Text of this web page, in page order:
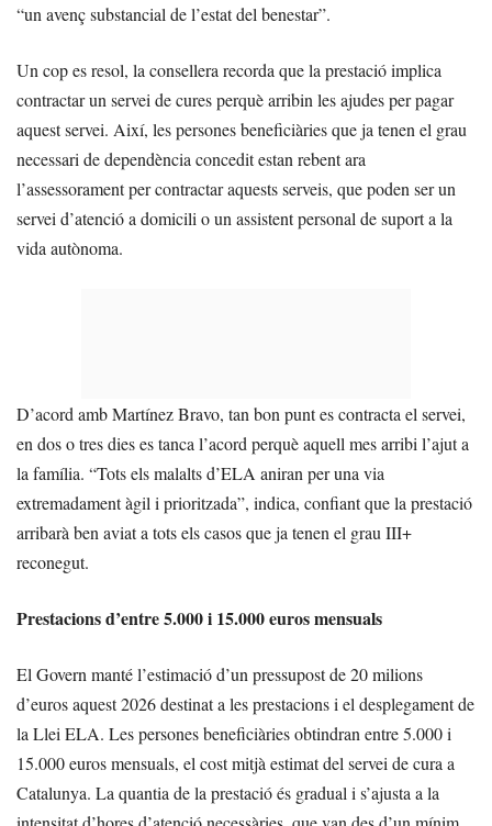
“un avenç substancial de l’estat del benestar”.
Un cop es resol, la consellera recorda que la prestació implica
contractar un servei de cures perquè arribin les ajudes per pagar
aquest servei. Així, les persones beneficiàries que ja tenen el grau
necessari de dependència concedit estan rebent ara
l’assessorament per contractar aquests serveis, que poden ser un
servei d’atenció a domicili o un assistent personal de suport a la
vida autònoma.
D’acord amb Martínez Bravo, tan bon punt es contracta el servei,
en dos o tres dies es tanca l’acord perquè aquell mes arribi l’ajut a
la família. “Tots els malalts d’ELA aniran per una via
extremadament àgil i prioritzada”, indica, confiant que la prestació
arribarà ben aviat a tots els casos que ja tenen el grau III+
reconegut.
Prestacions d’entre 5.000 i 15.000 euros mensuals
El Govern manté l’estimació d’un pressupost de 20 milions
d’euros aquest 2026 destinat a les prestacions i el desplegament de
la Llei ELA. Les persones beneficiàries obtindran entre 5.000 i
15.000 euros mensuals, el cost mitjà estimat del servei de cura a
Catalunya. La quantia de la prestació és gradual i s’ajusta a la